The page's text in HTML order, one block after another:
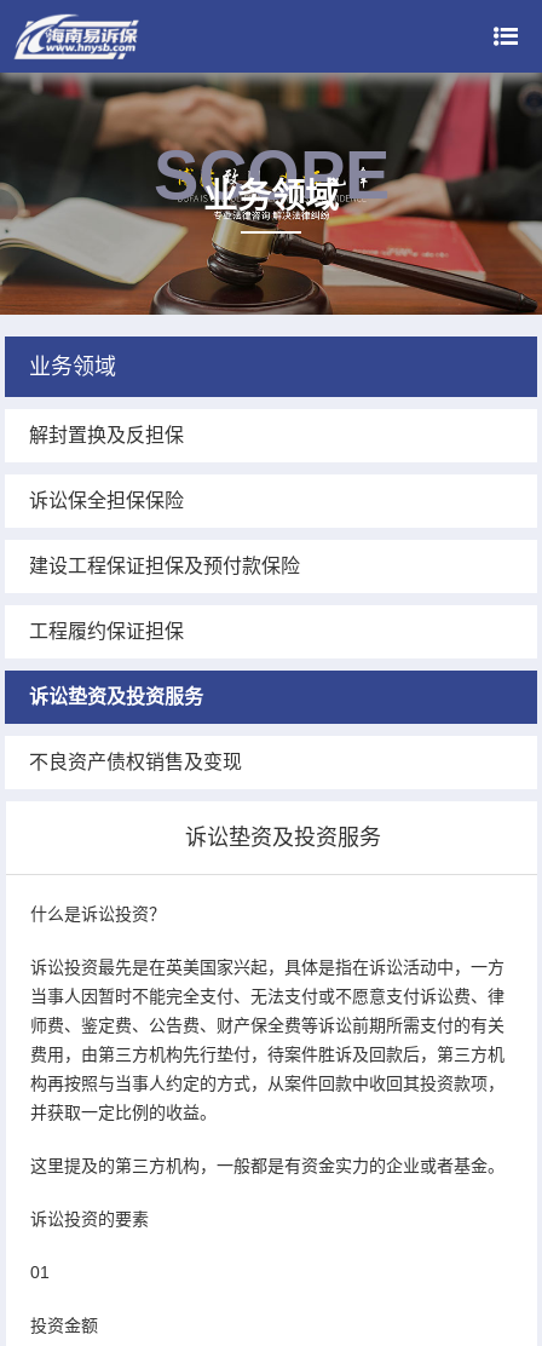
SCOPE
业务领域
业务领域
解封置换及反担保
诉讼保全担保保险
建设工程保证担保及预付款保险
工程履约保证担保
诉讼垫资及投资服务
不良资产债权销售及变现
诉讼垫资及投资服务
什么是诉讼投资？
诉讼投资最先是在英美国家兴起，具体是指在诉讼活动中，一方
当事人因暂时不能完全支付、无法支付或不愿意支付诉讼费、律
师费、鉴定费、公告费、财产保全费等诉讼前期所需支付的有关
费用，由第三方机构先行垫付，待案件胜诉及回款后，第三方机
构再按照与当事人约定的方式，从案件回款中收回其投资款项，
并获取一定比例的收益。
这里提及的第三方机构，一般都是有资金实力的企业或者基金。
诉讼投资的要素
01
投资金额